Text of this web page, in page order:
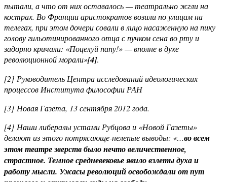
пытали, а что от них оставалось — театрально жгли на
кострах. Во Франции аристократов возили по улицам на
телегах, при этом дочери совали в лицо насаженную на пику
голову гильотинированного отца с пучком сена во рту и
задорно кричали: «Поцелуй папу!» — вполне в духе
революционной морали»[4].
[2] Руководитель Центра исследований идеологических
процессов Института философии РАН
[3] Новая Газета, 13 сентября 2012 года.
[4] Наши либералы устами Рубцова и «Новой Газеты»
делают из этого потрясающе-нелепые выводы: «…во всем
этом театре зверств было нечто величественное,
страстное. Темное средневековье явило взлеты духа и
работу мысли. Ужасы революций освобождали от пут